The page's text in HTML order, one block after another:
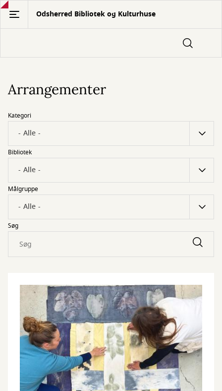
Gå
hovedindhold
Odsherred Bibliotek og Kulturhuse
Arrangementer
Kategori
Bibliotek
Målgruppe
Søg